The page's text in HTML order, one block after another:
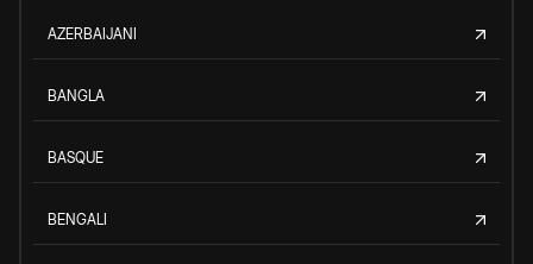
AZERBAIJANI
BANGLA
BASQUE
BENGALI